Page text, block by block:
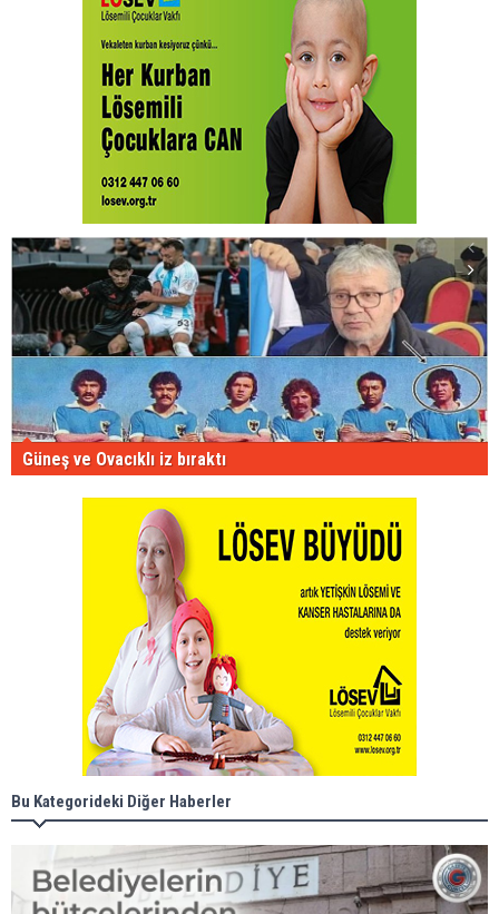
Güneş ve Ovacıklı iz bıraktı
Bu Kategorideki Diğer Haberler